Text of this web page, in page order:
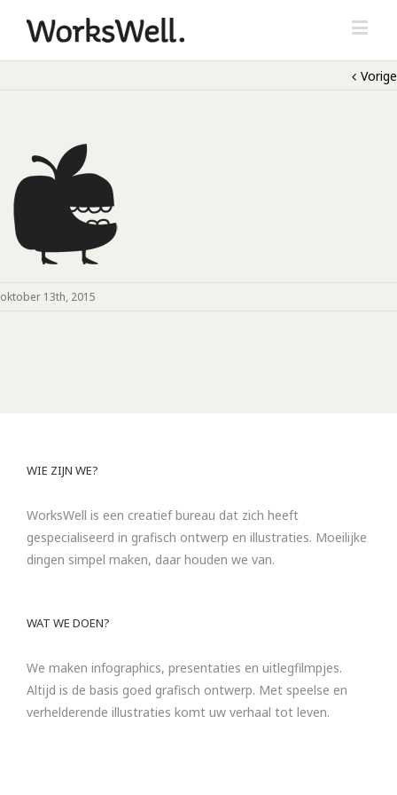
Vorige
oktober 13th, 2015
WIE ZIJN WE?
WorksWell is een creatief bureau dat zich heeft
gespecialiseerd in grafisch ontwerp en illustraties. Moeilijke
dingen simpel maken, daar houden we van.
WAT WE DOEN?
We maken infographics, presentaties en uitlegfilmpjes.
Altijd is de basis goed grafisch ontwerp. Met speelse en
verhelderende illustraties komt uw verhaal tot leven.